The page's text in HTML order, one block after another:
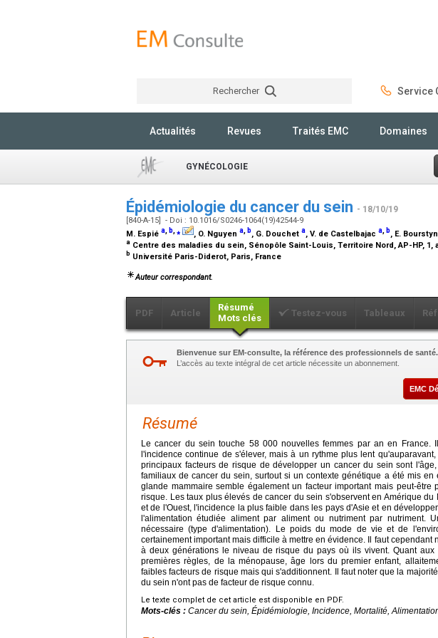
Rechercher Service
Actualités Revues Traités EMC Domaines
GYNÉCOLOGIE
Épidémiologie du cancer du sein - 18/10/19
[840-A-15] - Doi : 10.1016/S0246-1064(19)42544-9
M. Espié a, b,⁎ , O. Nguyen a, b, G. Douchet a, V. de Castelbajac a, b, E. Bourstyn
a Centre des maladies du sein, Sénopôle Saint-Louis, Territoire Nord, AP-HP, 1,
b Université Paris-Diderot, Paris, France
Auteur correspondant.
PDF Article
Résumé
Mots clés
Testez-vous Tableaux
Bienvenue sur EM-consulte, la référence des professionnels de santé.
L’accès au texte intégral de cet article nécessite un abonnement.
EMC
Résumé
Le cancer du sein touche 58 000 nouvelles femmes par an en France.
l'incidence continue de s'élever, mais à un rythme plus lent
principaux facteurs de risque de développer un cancer du sein sont
familiaux de cancer du sein, surtout si un contexte génétique a été mis
glande mammaire semble également un facteur important mais peut-être
risque. Les taux plus élevés de cancer du sein s'observent en Amérique
et de l'Ouest, l'incidence la plus faible dans les pays d'Asie et en
l'alimentation étudiée aliment par aliment ou nutriment par nutriment.
nécessaire (type d'alimentation). Le poids du mode de vie et de
certainement important mais difficile à mettre en évidence. Il faut cependant
à deux générations le niveau de risque du pays où ils vivent. Quant
premières règles, de la ménopause, âge lors du premier enfant,
faibles facteurs de risque mais qui s'additionnent. Il faut noter que la
du sein n'ont pas de facteur de risque connu.
Le texte complet de cet article est disponible en PDF.
Mots-clés : Cancer du sein, Épidémiologie, Incidence, Mortalité,